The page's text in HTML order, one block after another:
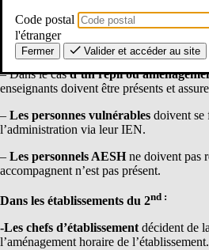
– Dans le casd’une fermeture d’école
64 lundi et mardi AM) : les enseignants
SMA, il est assuré par la mairie.
– Dans le casd’un repli ou
enseignants doivent être présents et
– Les personnes vulnérables doivent se
l’administration via leur IEN.
– Les personnels AESHne doivent pas
accompagnent n’est pas présent.
Dans les établissements du 2nd :
-Les chefs d’établissement décident de
l’aménagement horaire de l’établissement.
Code postal
l'étranger
Fermer Valider et accéder au site